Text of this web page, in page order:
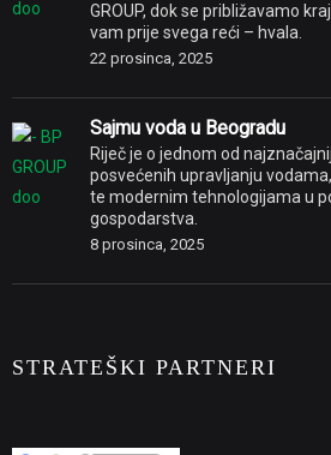
GROUP, dok se približavamo
vam prije svega reći – hvala.
22 prosinca, 2025
Sajmu voda u Beogradu
Riječ je o jednom od
posvećenih upravljanju
te modernim tehnologijama u
gospodarstva.
8 prosinca, 2025
STRATEŠKI PARTNERI